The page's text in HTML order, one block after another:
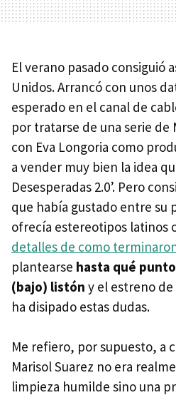
El verano pasado consiguió
Unidos. Arrancó con unos
esperado en el canal de
por tratarse de una serie de
con Eva Longoria como
a vender muy bien la idea
Desesperadas 2.0’. Pero
que había gustado entre su
ofrecía estereotipos latinos
detalles de como
plantearse hasta qué
(bajo) listón y el estreno
ha disipado estas dudas.
Me refiero, por supuesto, a
Marisol Suarez no era
limpieza humilde sino una